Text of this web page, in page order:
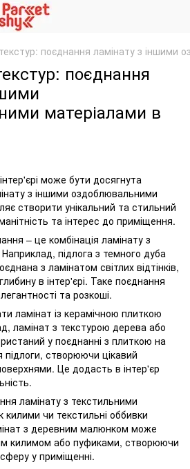
поєднання ламінату з іншими
поєднання
матеріалами в
може бути досягнута
з іншими оздоблювальними
створити унікальний та стильний
та інтерес до приміщення.
– це комбінація ламінату з
підлога з темного дуба
з ламінатом світлих відтінків,
в інтер'єрі. Таке поєднання
та розкоші.
ламінат із керамічною плиткою
ламінат з текстурою дерева або
у поєднанні з плиткою на
створюючи цікавий
Це додасть в інтер'єр
ламінату з текстильними
чи текстильні оббивки
з деревним малюнком може
килимом або пуфиками, створюючи
у приміщенні.